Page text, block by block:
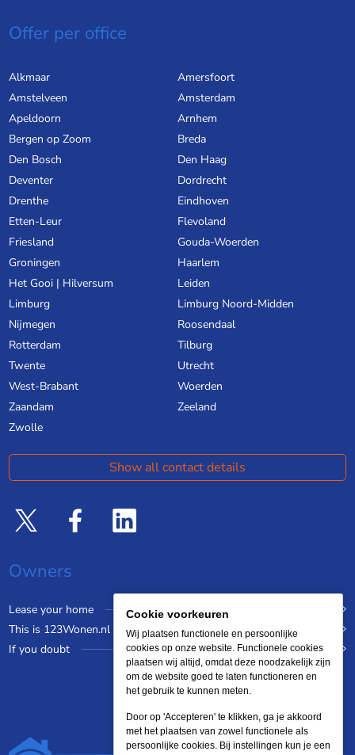
Offer per office
Alkmaar
Amersfoort
Amstelveen
Amsterdam
Apeldoorn
Arnhem
Bergen op Zoom
Breda
Den Bosch
Den Haag
Deventer
Dordrecht
Drenthe
Eindhoven
Etten-Leur
Flevoland
Friesland
Gouda-Woerden
Groningen
Haarlem
Het Gooi | Hilversum
Leiden
Limburg
Limburg Noord-Midden
Nijmegen
Roosendaal
Rotterdam
Tilburg
Twente
Utrecht
West-Brabant
Woerden
Zaandam
Zeeland
Zwolle
Show all contact details
Owners
Lease your home
This is 123Wonen.nl
If you doubt
Cookie voorkeuren
Wij plaatsen functionele en persoonlijke
cookies op onze website. Functionele cookies
plaatsen wij altijd, omdat deze noodzakelijk zijn
om de website goed te laten functioneren en
het gebruik te kunnen meten.
Door op 'Accepteren' te klikken, ga je akkoord
met het plaatsen van zowel functionele als
persoonlijke cookies. Bij instellingen kun je een